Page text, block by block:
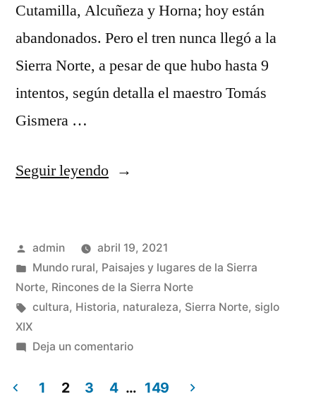
Cutamilla, Alcuñeza y Horna; hoy están
abandonados. Pero el tren nunca llegó a la
Sierra Norte, a pesar de que hubo hasta 9
intentos, según detalla el maestro Tomás
Gismera …
Seguir leyendo«El
nunca
llegó»
Publicado
por
admin
abril 19, 2021
Publicado
en
Mundo rural, Paisajes y lugares de la Sierra
Norte, Rincones de la Sierra Norte
Etiquetas:
cultura, Historia, naturaleza, Sierra Norte, siglo
XIX
Deja un comentarioen
tren
1 2 3 4 … 149